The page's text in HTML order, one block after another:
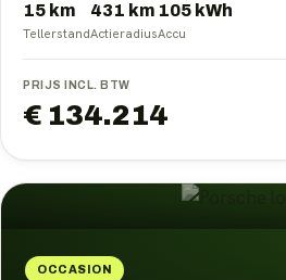
15 km
Tellerstand
431 km
Actieradius
105 kWh
Accu
PRIJS INCL. BTW
€ 134.214
OCCASION